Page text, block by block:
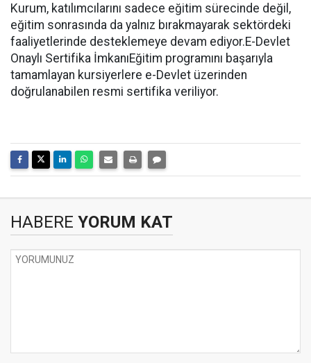
Kurum, katılımcılarını sadece eğitim sürecinde değil,
eğitim sonrasında da yalnız bırakmayarak sektördeki
faaliyetlerinde desteklemeye devam ediyor.E-Devlet
Onaylı Sertifika İmkanıEğitim programını başarıyla
tamamlayan kursiyerlere e-Devlet üzerinden
doğrulanabilen resmi sertifika veriliyor.
HABERE YORUM KAT